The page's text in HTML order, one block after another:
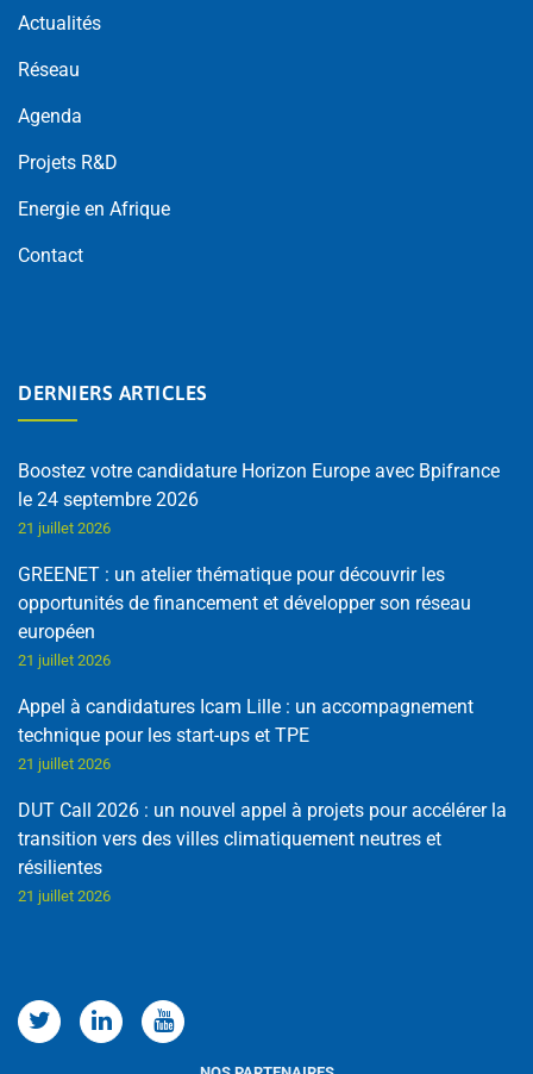
Actualités
Réseau
Agenda
Projets R&D
Energie en Afrique
Contact
DERNIERS ARTICLES
Boostez votre candidature Horizon Europe avec Bpifrance
le 24 septembre 2026
21 juillet 2026
GREENET : un atelier thématique pour découvrir les
opportunités de financement et développer son réseau
européen
21 juillet 2026
Appel à candidatures Icam Lille : un accompagnement
technique pour les start-ups et TPE
21 juillet 2026
DUT Call 2026 : un nouvel appel à projets pour accélérer la
transition vers des villes climatiquement neutres et
résilientes
21 juillet 2026